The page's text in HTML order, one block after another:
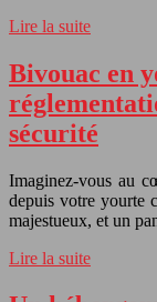
Lire la suite
Bivouac en
sécurité
Imaginez-vous au
depuis votre yourte
majestueux, et un
Lire la suite